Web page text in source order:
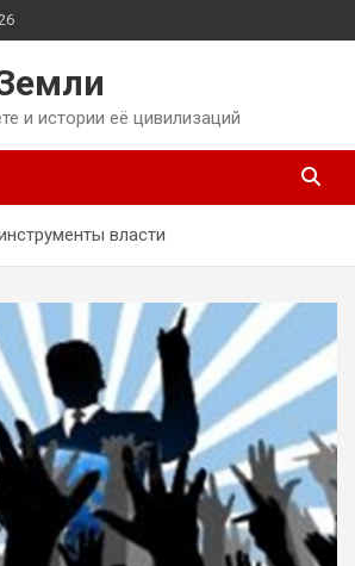
и истории её цивилизаций
власти